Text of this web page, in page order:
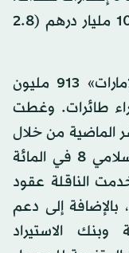
بما فيها صكوك، بلغ مجموعها 10.4 مليار درهم (2.8
وفي عام 2015، جمعت «طيران الإمارات» 913 مليون
طائرات. وغطت
الماضية من خلال
أسواق الدين التقليدية والتمويل الإسلامي 8 في المائة
الناقلة عقود
بالإضافة إلى دعم
وبنك الاستيراد